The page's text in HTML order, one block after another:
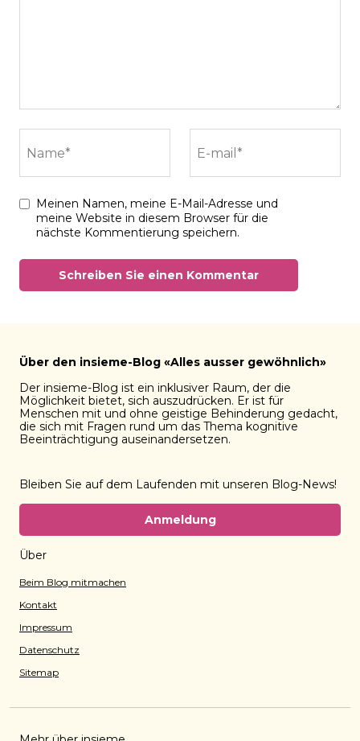
Meinen Namen, meine E-Mail-Adresse und
meine Website in diesem Browser für die
nächste Kommentierung speichern.
Über den insieme-Blog «Alles ausser gewöhnlich»
Der insieme-Blog ist ein inklusiver Raum, der die
Möglichkeit bietet, sich auszudrücken. Er ist für
Menschen mit und ohne geistige Behinderung gedacht,
die sich mit Fragen rund um das Thema kognitive
Beeinträchtigung auseinandersetzen.
Bleiben Sie auf dem Laufenden mit unseren Blog-News!
Anmeldung
Über
Beim Blog mitmachen
Kontakt
Impressum
Datenschutz
Sitemap